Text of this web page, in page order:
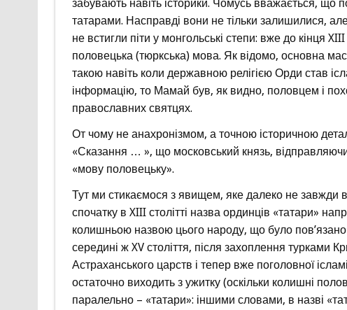
забувають навіть історики. Чомусь вважається, що
татарами. Насправді вони не тільки залишилися,
не встигли піти у монгольські степи: вже до кінця
половецька (тюркська) мова. Як відомо, основна
такою навіть коли державною релігією Орди став
інформацію, то Мамай був, як видно, половцем і
православних святцях.
От чому не анахронізмом, а точною історичною
«Сказання … », що московський князь,
«мову половецьку».
Тут ми стикаємося з явищем, яке далеко не завжди
спочатку в XIII столітті назва ординців «татари»
колишньою назвою цього народу, що було пов’язано
середині ж XV століття, після захоплення турками
Астраханського царств і тепер вже поголовної
остаточно виходить з ужитку (оскільки колишні
паралельно – «татари»: іншими словами, в назві